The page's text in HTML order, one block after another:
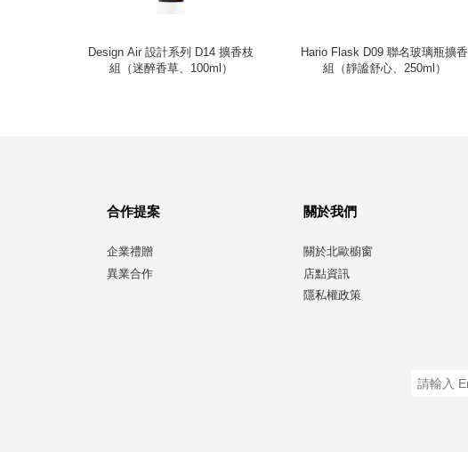
Design Air 設計系列 D14 擴香枝
組（迷醉香草、100ml）
Hario Flask D09 聯名玻璃瓶擴香
組（靜謐舒心、250ml）
合作提案
企業禮贈
異業合作
關於我們
關於北歐櫥窗
店點資訊
隱私權政策